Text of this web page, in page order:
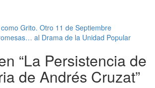
Grito. Otro 11 de Septiembre
al Drama de la Unidad Popular
“La Persistencia de
de Andrés Cruzat”